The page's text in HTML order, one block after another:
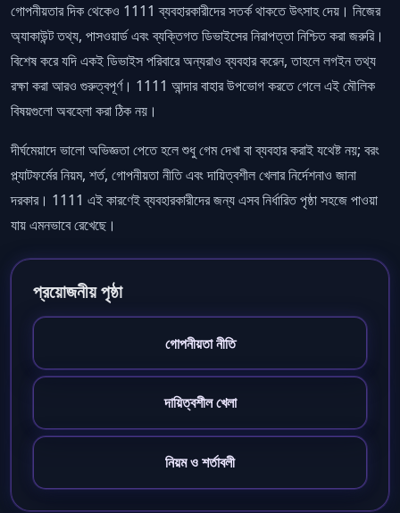
গোপনীয়তার দিক থেকেও 1111 ব্যবহারকারীদের সতর্ক থাকতে উৎসাহ দেয়। নিজের
অ্যাকাউন্ট তথ্য, পাসওয়ার্ড এবং ব্যক্তিগত ডিভাইসের নিরাপত্তা নিশ্চিত করা জরুরি।
বিশেষ করে যদি একই ডিভাইস পরিবারে অন্যরাও ব্যবহার করেন, তাহলে লগইন তথ্য
রক্ষা করা আরও গুরুত্বপূর্ণ। 1111 আন্দার বাহার উপভোগ করতে গেলে এই মৌলিক
বিষয়গুলো অবহেলা করা ঠিক নয়।
দীর্ঘমেয়াদে ভালো অভিজ্ঞতা পেতে হলে শুধু গেম দেখা বা ব্যবহার করাই যথেষ্ট নয়; বরং
প্ল্যাটফর্মের নিয়ম, শর্ত, গোপনীয়তা নীতি এবং দায়িত্বশীল খেলার নির্দেশনাও জানা
দরকার। 1111 এই কারণেই ব্যবহারকারীদের জন্য এসব নির্ধারিত পৃষ্ঠা সহজে পাওয়া
যায় এমনভাবে রেখেছে।
প্রয়োজনীয় পৃষ্ঠা
গোপনীয়তা নীতি
দায়িত্বশীল খেলা
নিয়ম ও শর্তাবলী